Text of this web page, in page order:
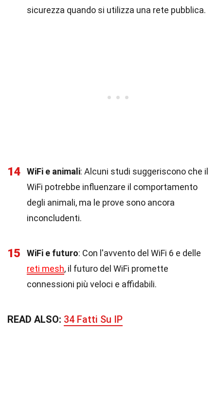
sicurezza quando si utilizza una rete pubblica.
14 WiFi e animali: Alcuni studi suggeriscono che il
WiFi potrebbe influenzare il comportamento
degli animali, ma le prove sono ancora
inconcludenti.
15 WiFi e futuro: Con l'avvento del WiFi 6 e delle
reti mesh, il futuro del WiFi promette
connessioni più veloci e affidabili.
READ ALSO: 34 Fatti Su IP